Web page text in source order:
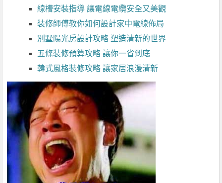
線槽安裝指導 讓電線電纜安全又美觀
裝修師傅教你如何設計家中電線佈局
別墅陽光房設計攻略 塑造清新的世界
五條裝修預算攻略 讓你一省到底
韓式風格裝修攻略 讓家居浪漫清新